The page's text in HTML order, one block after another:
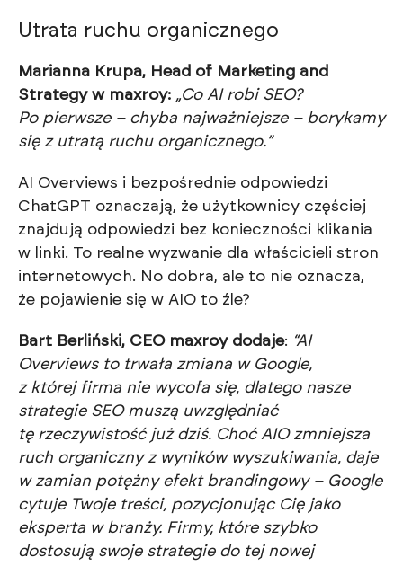
Utrata ruchu organicznego
Marianna Krupa, Head of Marketing and
Strategy w maxroy: „Co AI robi SEO?
Po pierwsze – chyba najważniejsze – borykamy
się z utratą ruchu organicznego.”
AI Overviews i bezpośrednie odpowiedzi
ChatGPT oznaczają, że użytkownicy częściej
znajdują odpowiedzi bez konieczności klikania
w linki. To realne wyzwanie dla właścicieli stron
internetowych. No dobra, ale to nie oznacza,
że pojawienie się w AIO to źle?
Bart Berliński, CEO maxroy dodaje: “AI
Overviews to trwała zmiana w Google,
z której firma nie wycofa się, dlatego nasze
strategie SEO muszą uwzględniać
tę rzeczywistość już dziś. Choć AIO zmniejsza
ruch organiczny z wyników wyszukiwania, daje
w zamian potężny efekt brandingowy – Google
cytuje Twoje treści, pozycjonując Cię jako
eksperta w branży. Firmy, które szybko
dostosują swoje strategie do tej nowej